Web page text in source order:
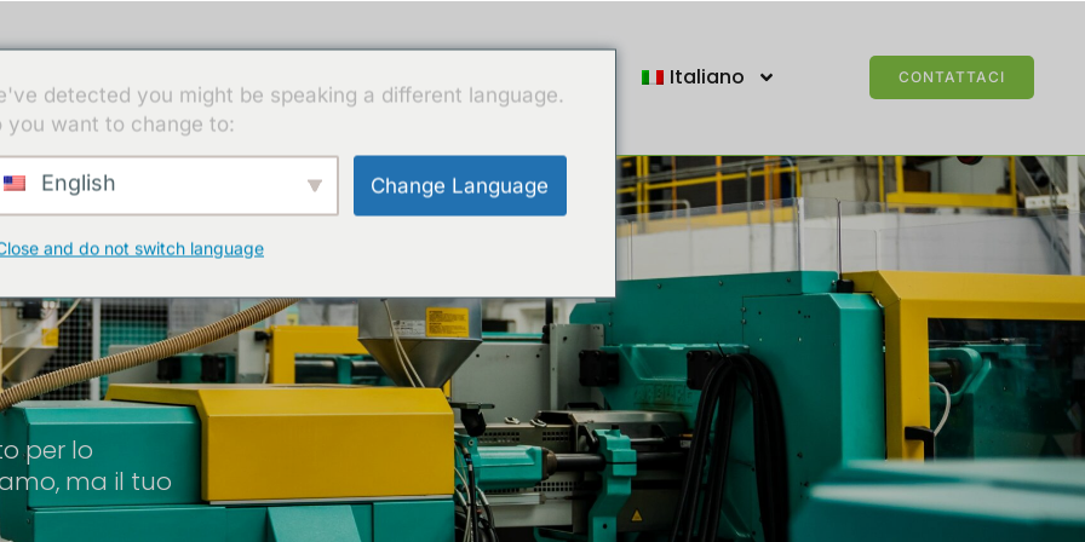
Italiano CONTATTACI
per lo
ma il tuo
detected you might be speaking a different language.
you want to change to:
English Change Language
and do not switch language